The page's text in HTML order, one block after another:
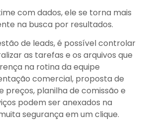
com dados, ele se torna mais
na busca por resultados.
de leads, é possível controlar
as tarefas e os arquivos que
na rotina da equipe
comercial, proposta de
preços, planilha de comissão e
podem ser anexados na
segurança em um clique.